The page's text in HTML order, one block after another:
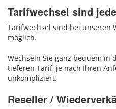
Tarifwechsel sind
Tarifwechsel sind bei unseren
möglich.
Wechseln Sie ganz bequem in
tieferen Tarif, je nach Ihren
unkompliziert.
Reseller /